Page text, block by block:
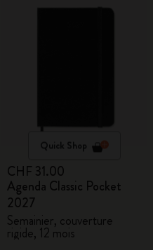
Quick Shop
CHF 31.00
Agenda Classic Pocket
2027
Semainier, couverture
rigide, 12 mois